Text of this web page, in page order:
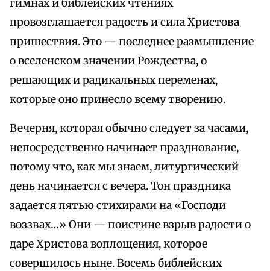
гимнах и библейских чтениях
провозглашается радость и сила Христова
пришествия. Это — последнее размышление
о вселенском значении Рождества, о
решающих и радикальных переменах,
которые оно принесло всему творению.
Вечерня, которая обычно следует за часами,
непосредственно начинает празднование,
потому что, как мы знаем, литургический
день начинается с вечера. Тон праздника
задается пятью стихирами на «Господи
воззвах…» Они — поистине взрыв радости о
даре Христова воплощения, которое
совершилось ныне. Восемь библейских